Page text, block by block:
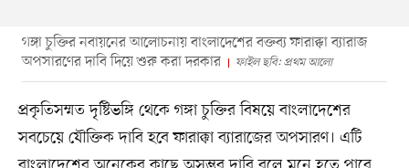
গঙ্গা চুক্তির নবায়নের আলোচনায় বাংলাদেশের বক্তব্য ফারাক্কা ব্যারাজ
অপসারণের দাবি দিয়ে শুরু করা দরকার
ফাইল ছবি: প্রথম আলাে
প্রকৃতিসম্মত দৃষ্টিভঙ্গি থেকে গঙ্গা চুক্তির বিষয়ে বাংলাদেশের
সবচেয়ে যৌক্তিক দাবি হবে ফারাক্কা ব্যারাজের অপসারণ। এটি